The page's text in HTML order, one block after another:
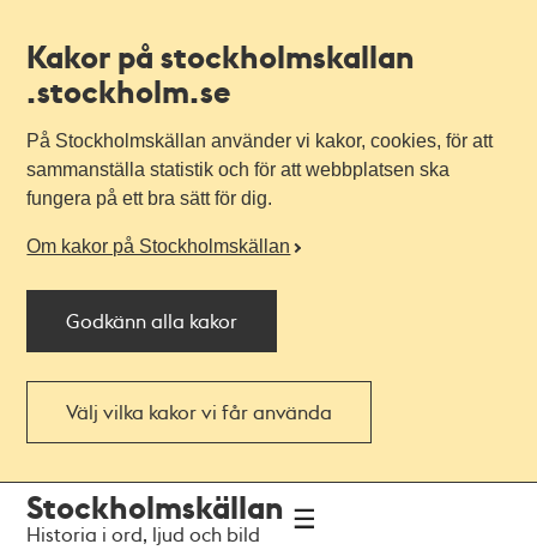
Kakor på stockholmskallan
.stockholm.se
På Stockholmskällan använder vi kakor, cookies, för att
sammanställa statistik och för att webbplatsen ska
fungera på ett bra sätt för dig.
Om kakor på Stockholmskällan
Godkänn alla kakor
Välj vilka kakor vi får använda
navigationen
huvudinnehållet
Stockholmskällan
Historia i ord, ljud och bild